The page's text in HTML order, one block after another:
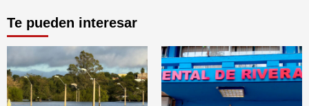
Te pueden interesar